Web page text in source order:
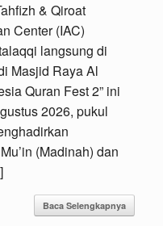
& Qiroat
Center (IAC)
langsung di
Masjid Raya Al
Quran Fest 2” ini
2026, pukul
(Madinah) dan
Baca Selengkapnya